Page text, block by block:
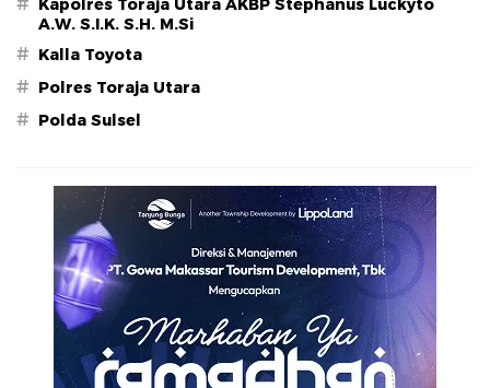
Kapolres Toraja Utara AKBP Stephanus Luckyto
A.W. S.I.K. S.H. M.Si
# Kalla Toyota
# Polres Toraja Utara
# Polda Sulsel